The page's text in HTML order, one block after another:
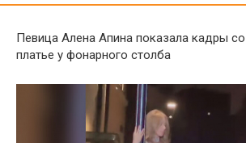
Певица Алена Апина показала кадры
платье у фонарного столба